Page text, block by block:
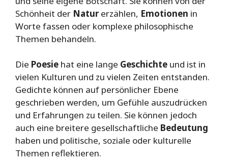
Schönheit der Naturerzählen, Emotionen in
Worte fassen oder komplexe philosophische
Themen behandeln.
Die Poesie hat eine lange Geschichte und ist in
vielen Kulturen und zu vielen Zeiten entstanden.
Gedichte können auf persönlicher Ebene
geschrieben werden, um Gefühle auszudrücken
und Erfahrungen zu teilen. Sie können jedoch
auch eine breitere gesellschaftliche Bedeutung
haben und politische, soziale oder kulturelle
Themen reflektieren.